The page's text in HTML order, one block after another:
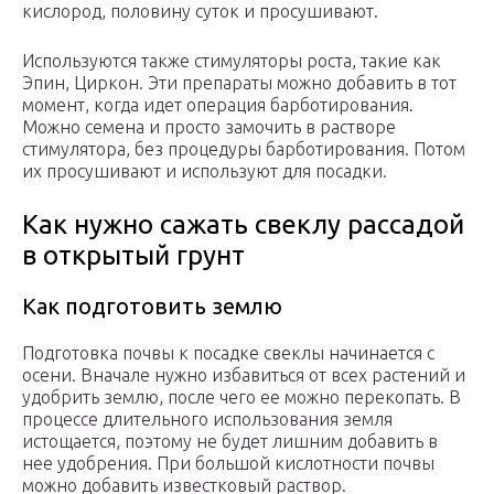
кислород, половину суток и просушивают.
Используются также стимуляторы роста, такие как
Эпин, Циркон. Эти препараты можно добавить в тот
момент, когда идет операция барботирования.
Можно семена и просто замочить в растворе
стимулятора, без процедуры барботирования. Потом
их просушивают и используют для посадки.
Как нужно сажать свеклу рассадой
в открытый грунт
Как подготовить землю
Подготовка почвы к посадке свеклы начинается с
осени. Вначале нужно избавиться от всех растений и
удобрить землю, после чего ее можно перекопать. В
процессе длительного использования земля
истощается, поэтому не будет лишним добавить в
нее удобрения. При большой кислотности почвы
можно добавить известковый раствор.